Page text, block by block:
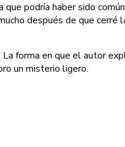
podría haber sido
después de que
forma en que el autor
un misterio ligero.